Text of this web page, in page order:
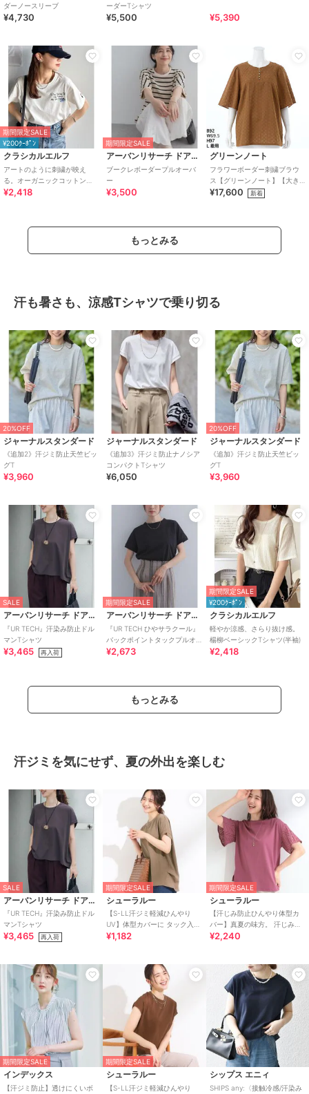
ダーノースリーブ
¥4,730
ーダーTシャツ
¥5,500 ¥5,390
期間限定SALE
¥200ｸｰﾎﾟﾝ
クラシカルエルフ
アートのように刺繍が映え
る。オーガニックコットン
100%らくがき風刺繍 無地＆ボ
¥2,418
期間限定SALE
アーバンリサーチ ドアーズ
ブークレボーダープルオーバ
ー
¥3,500
グリーンノート
フラワーボーダー刺繍ブラウ
ス【グリーンノート】【大き
いサイズ】【レディース】
¥17,600 新着
もっとみる
汗も暑さも、涼感Tシャツで乗り切る
20%OFF
ジャーナルスタンダード
《追加2》汗ジミ防止天竺ビッ
グT
¥3,960
ジャーナルスタンダード
《追加3》汗ジミ防止ナノシア
コンパクトTシャツ
¥6,050
20%OFF
ジャーナルスタンダード
《追加》汗ジミ防止天竺ビッ
グT
¥3,960
SALE
アーバンリサーチ ドアーズ
『UR TECH』汗染み防止ドル
マンTシャツ
¥3,465 再入荷
期間限定SALE
アーバンリサーチ ドアーズ
『UR TECH ひやサラクール』
バックポイントタックプルオ
ーバー
¥2,673
期間限定SALE
¥200ｸｰﾎﾟﾝ
クラシカルエルフ
軽やか涼感、さらり抜け感。
楊柳ベーシックTシャツ(半袖)
¥2,418
もっとみる
汗ジミを気にせず、夏の外出を楽しむ
SALE
アーバンリサーチ ドアーズ
『UR TECH』汗染み防止ドル
マンTシャツ
¥3,465 再入荷
期間限定SALE
シューラルー
【S-LL汗ジミ軽減ひんやり
UV】体型カバーに タック入り
ドルマントップス
¥1,182
期間限定SALE
シューラルー
【汗じみ防止ひんやり体型カ
バー】真夏の味方。 汗じみが
気になりにくい お袖レースフ
¥2,240
期間限定SALE
インデックス
【汗ジミ防止】透けにくいボ
期間限定SALE
シューラルー
【S-LL汗ジミ軽減ひんやり
シップス エニィ
SHIPS any:〈接触冷感/汗染み